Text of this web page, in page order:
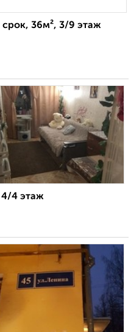
срок, 36м², 3/9 этаж
4/4 этаж